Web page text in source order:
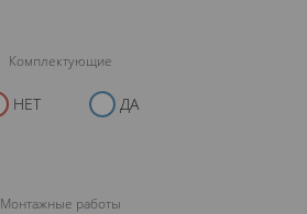
Комплектующие
НЕТ ДА
Монтажные работы